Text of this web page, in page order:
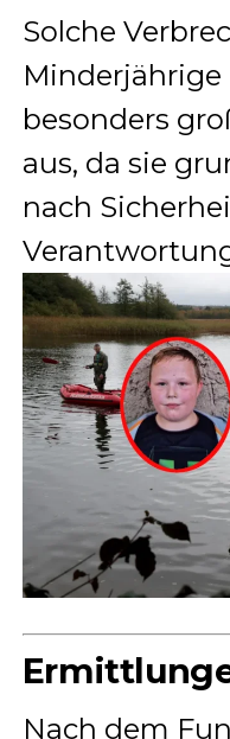
Solche
Minderjährige
besonders
aus, da sie
nach
Nach dem